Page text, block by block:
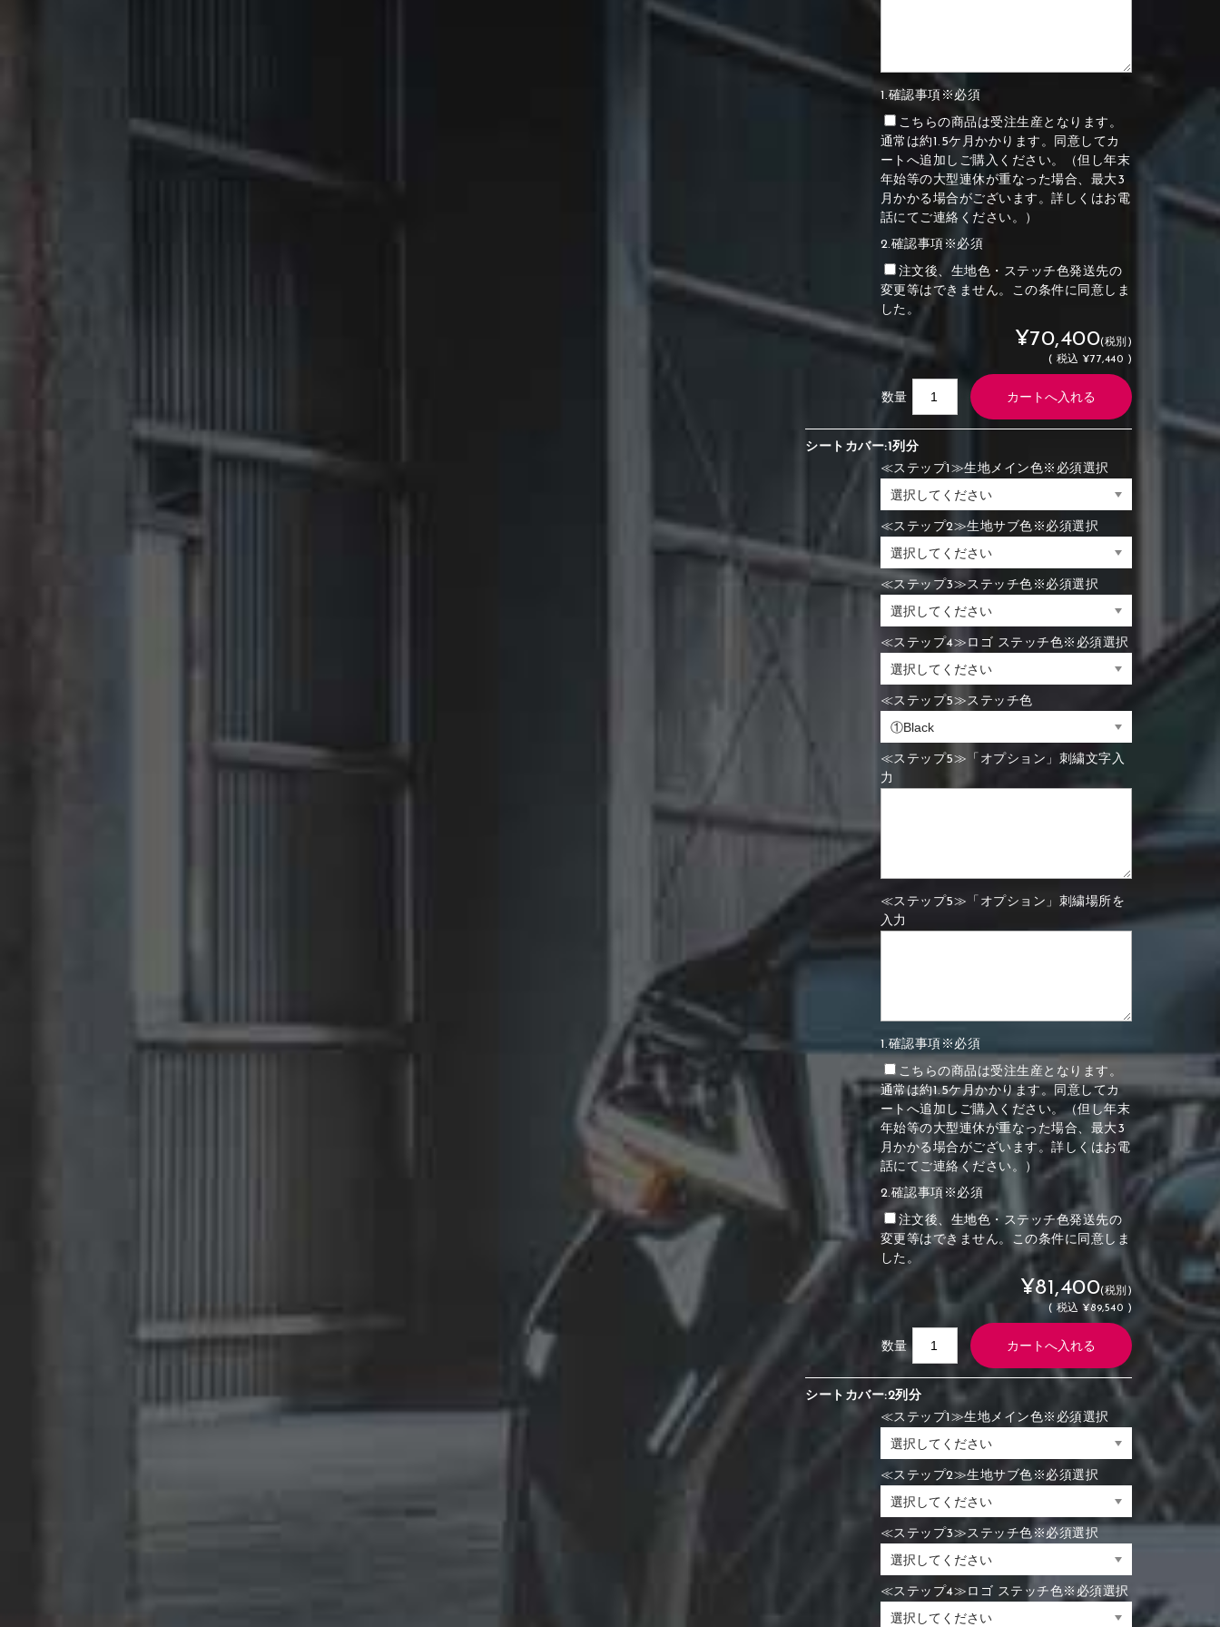
1.確認事項※必須
こちらの商品は受注生産となります。
通常は約1.5ケ月かかります。同意してカ
ートへ追加しご購入ください。（但し年末
年始等の大型連休が重なった場合、最大3
月かかる場合がございます。詳しくはお電
話にてご連絡ください。）
2.確認事項※必須
注文後、生地色・ステッチ色発送先の
変更等はできません。この条件に同意しま
した。
¥70,400(税別)
( 税込 ¥77,440 )
数量
シートカバー:1列分
≪ステップ1≫生地メイン色※必須選択
≪ステップ2≫生地サブ色※必須選択
≪ステップ3≫ステッチ色※必須選択
≪ステップ4≫ロゴ ステッチ色※必須選択
≪ステップ5≫ステッチ色
≪ステップ5≫「オプション」刺繍文字入
力
≪ステップ5≫「オプション」刺繍場所を
入力
1.確認事項※必須
こちらの商品は受注生産となります。
通常は約1.5ケ月かかります。同意してカ
ートへ追加しご購入ください。（但し年末
年始等の大型連休が重なった場合、最大3
月かかる場合がございます。詳しくはお電
話にてご連絡ください。）
2.確認事項※必須
注文後、生地色・ステッチ色発送先の
変更等はできません。この条件に同意しま
した。
¥81,400(税別)
( 税込 ¥89,540 )
数量
シートカバー:2列分
≪ステップ1≫生地メイン色※必須選択
≪ステップ2≫生地サブ色※必須選択
≪ステップ3≫ステッチ色※必須選択
≪ステップ4≫ロゴ ステッチ色※必須選択